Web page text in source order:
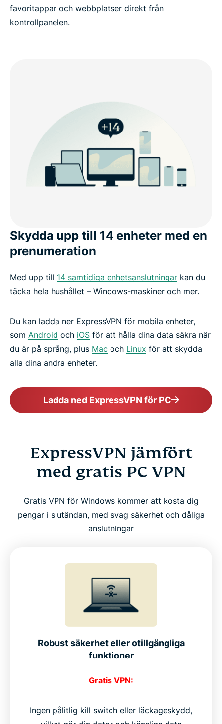
favoritappar och webbplatser direkt från
kontrollpanelen.
Skydda upp till 14 enheter med en
prenumeration
Med upp till 14 samtidiga enhetsanslutningar kan du
täcka hela hushållet – Windows-maskiner och mer.
Du kan ladda ner ExpressVPN för mobila enheter,
som Android och iOS för att hålla dina data säkra när
du är på språng, plus Mac och Linux för att skydda
alla dina andra enheter.
Ladda ned ExpressVPN för PC
ExpressVPN jämfört
med gratis PC VPN
Gratis VPN för Windows kommer att kosta dig
pengar i slutändan, med svag säkerhet och dåliga
anslutningar
Robust säkerhet eller otillgängliga
funktioner
Gratis VPN:
Ingen pålitlig kill switch eller läckageskydd,